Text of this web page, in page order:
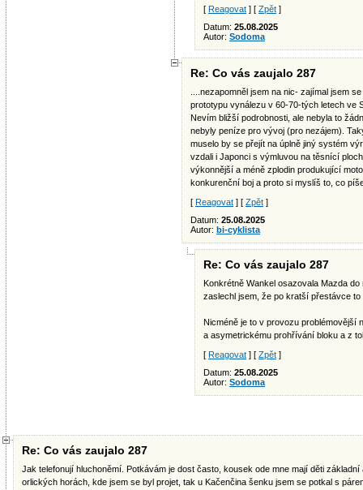
[ Reagovat ] [ Zpět ]
Datum: 25.08.2025
Autor: Sodoma
Re: Co vás zaujalo 287
....nezapomněl jsem na nic- zajímal jsem
prototypu vynálezu v 60-70-tých letech ve
Nevím bližší podrobnosti, ale nebyla to
nebyly peníze pro vývoj (pro nezájem).
muselo by se přejít na úplně jiný systém
vzdali i Japonci s výmluvou na těsnící
výkonnější a méně zplodin produkující
konkurenční boj a proto si myslíš to, co
[ Reagovat ] [ Zpět ]
Datum: 25.08.2025
Autor: bi-cyklista
Re: Co vás zaujalo 287
Konkrétně Wankel osazovala Mazda
zaslechl jsem, že po kratší přestávce to
Nicméně je to v provozu
a asymetrickému prohřívání bloku a z
[ Reagovat ] [ Zpět ]
Datum: 25.08.2025
Autor: Sodoma
Re: Co vás zaujalo 287
Jak telefonují hluchoněmí. Potkávám je dost často, kousek ode mne mají děti
orlických horách, kde jsem se byl projet, tak u Kačenčina šenku jsem se potkal s